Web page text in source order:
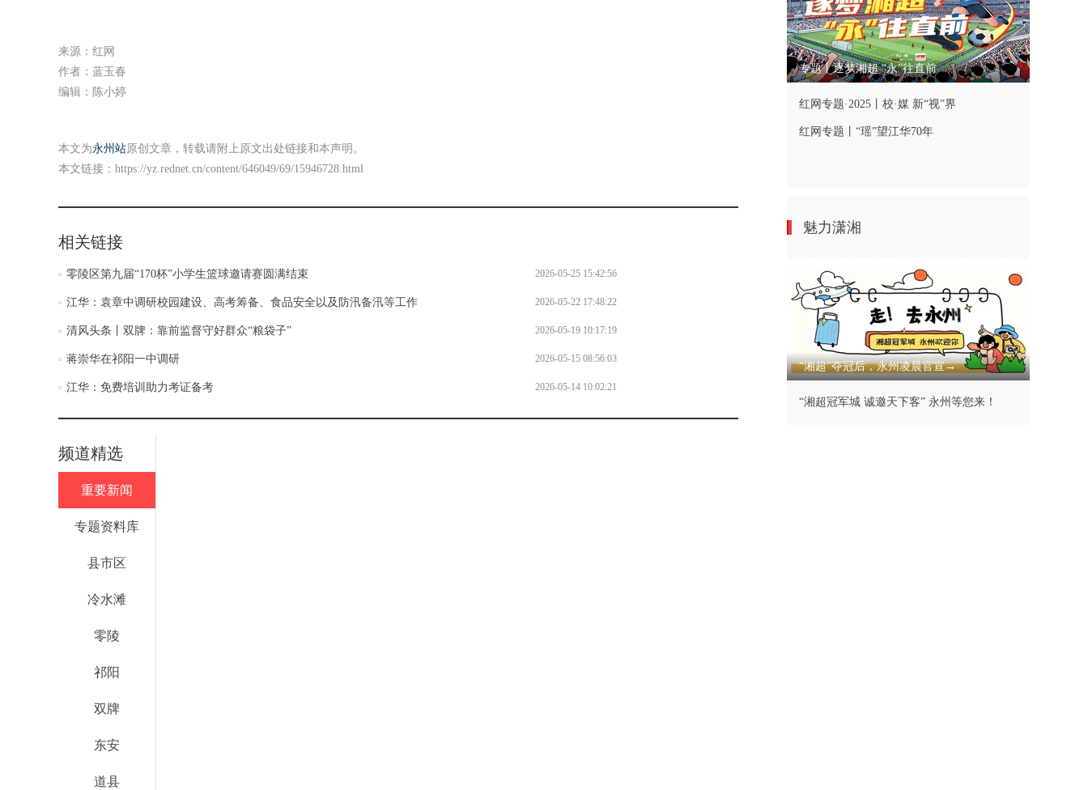
来源：红网
作者：蓝玉春
编辑：陈小婷
本文为永州站原创文章，转载请附上原文出处链接和本声明。
本文链接： https://yz.rednet.cn/content/646049/69/15946728.html
相关链接
零陵区第九届“170杯”小学生篮球邀请赛圆满结束 2026-05-25 15:42:56
江华：袁章中调研校园建设、高考筹备、食品安全以及防汛备汛等工作 2026-05-22 17:48:22
清风头条丨双牌：靠前监督守好群众“粮袋子” 2026-05-19 10:17:19
蒋崇华在祁阳一中调研 2026-05-15 08:56:03
江华：免费培训助力考证备考 2026-05-14 10:02:21
频道精选
重要新闻
专题资料库
县市区
冷水滩
零陵
祁阳
双牌
东安
道县
专题丨逐梦湘超 “永”往直前
红网专题·2025丨校·媒 新“视”界
红网专题丨“瑶”望江华70年
魅力潇湘
“湘超”夺冠后，永州凌晨官宣→
“湘超冠军城 诚邀天下客” 永州等您来！